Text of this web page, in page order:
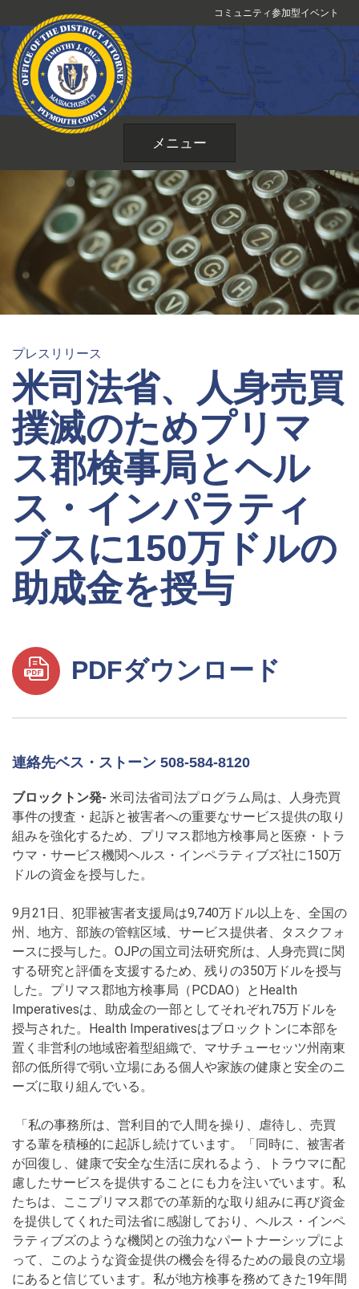
ン
テ
ツ
コミュニティ参加型イベント
メニュー
プレスリリース
米司法省、人身売買
撲滅のためプリマ
ス郡検事局とヘル
ス・インパラティ
ブスに150万ドルの
助成金を授与
PDFダウンロード
連絡先ベス・ストーン 508-584-8120
ブロックトン発- 米司法省司法プログラム局は、人身売買
事件の捜査・起訴と被害者への重要なサービス提供の取り
組みを強化するため、プリマス郡地方検事局と医療・トラ
ウマ・サービス機関ヘルス・インペラティブズ社に150万
ドルの資金を授与した。
9月21日、犯罪被害者支援局は9,740万ドル以上を、全国の
州、地方、部族の管轄区域、サービス提供者、タスクフォ
ースに授与した。OJPの国立司法研究所は、人身売買に関
する研究と評価を支援するため、残りの350万ドルを授与
した。プリマス郡地方検事局（PCDAO）とHealth
Imperativesは、助成金の一部としてそれぞれ75万ドルを
授与された。Health Imperativesはブロックトンに本部を
置く非営利の地域密着型組織で、マサチューセッツ州南東
部の低所得で弱い立場にある個人や家族の健康と安全のニ
ーズに取り組んでいる。
「私の事務所は、営利目的で人間を操り、虐待し、売買
する輩を積極的に起訴し続けています。「同時に、被害者
が回復し、健康で安全な生活に戻れるよう、トラウマに配
慮したサービスを提供することにも力を注いでいます。私
たちは、ここプリマス郡での革新的な取り組みに再び資金
を提供してくれた司法省に感謝しており、ヘルス・インペ
ラティブズのような機関との強力なパートナーシップによ
って、このような資金提供の機会を得るための最良の立場
にあると信じています。私が地方検事を務めてきた19年間